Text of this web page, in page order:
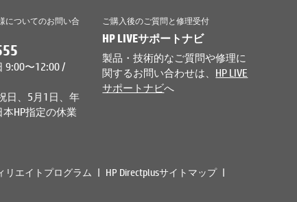
についてのお問い合
9:00〜12:00 /
日、5月1日、年
HP指定の休業
ご購入後のご質問と修理受付
HP LIVEサポートナビ
製品・技術的なご質問や修理に
関するお問い合わせは、 HP LIVE
サポートナビへ
リエイトプログラム
HP Directplusサイトマップ